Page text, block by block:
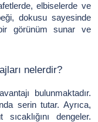
elbiselerde ve
dokusu sayesinde
görünüm sunar ve
nelerdir?
bulunmaktadır.
serin tutar. Ayrıca,
dengeler.